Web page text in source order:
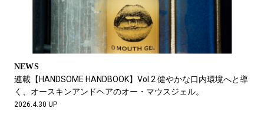
NEWS
連載【HANDSOME HANDBOOK】Vol.2 健やかな口内環境へと導
く、オースキンアンドヘアのオー・マウスジェル。
2026.4.30 UP